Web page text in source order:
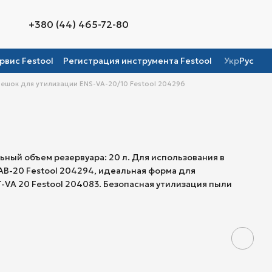
+380 (44) 465-72-80
Festool Регистрация инструмента Festool УкрРус
для утилизации ENS-VA-20/10 Festool 204296
объем резервуара: 20 л. Для использования в
20 Festool 204294, идеальная форма для
VA 20 Festool 204083. Безопасная утилизация пыли